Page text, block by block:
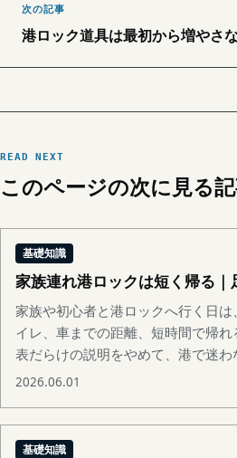
次の記事
港ロック道具は最初から増やさ
READ NEXT
このページの次に見る
基礎知識
家族連れ港ロックは短く帰る
家族や初心者と港ロックへ行く日は
イレ、車までの距離、短時間で帰れ
表だらけの説明をやめて、港で迷わ
2026.06.01
基礎知識